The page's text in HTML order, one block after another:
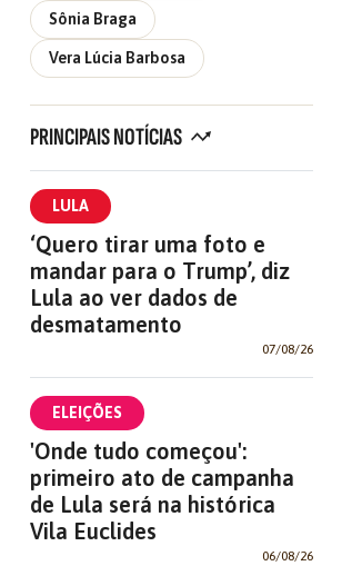
Sônia Braga
Vera Lúcia Barbosa
PRINCIPAIS NOTÍCIAS
LULA
‘Quero tirar uma foto e
mandar para o Trump’, diz
Lula ao ver dados de
desmatamento
07/08/26
ELEIÇÕES
'Onde tudo começou':
primeiro ato de campanha
de Lula será na histórica
Vila Euclides
06/08/26